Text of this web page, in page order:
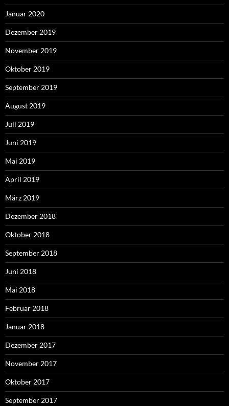
Januar 2020
Dezember 2019
November 2019
Oktober 2019
September 2019
August 2019
Juli 2019
Juni 2019
Mai 2019
April 2019
März 2019
Dezember 2018
Oktober 2018
September 2018
Juni 2018
Mai 2018
Februar 2018
Januar 2018
Dezember 2017
November 2017
Oktober 2017
September 2017